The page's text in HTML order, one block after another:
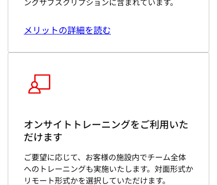
メリットの詳細を読む
オンサイトトレーニングをご利用いた
だけます
ご要望に応じて、お客様の施設内でチーム全体
へのトレーニングも実施いたします。対面形式か
リモート形式かを選択していただけます。